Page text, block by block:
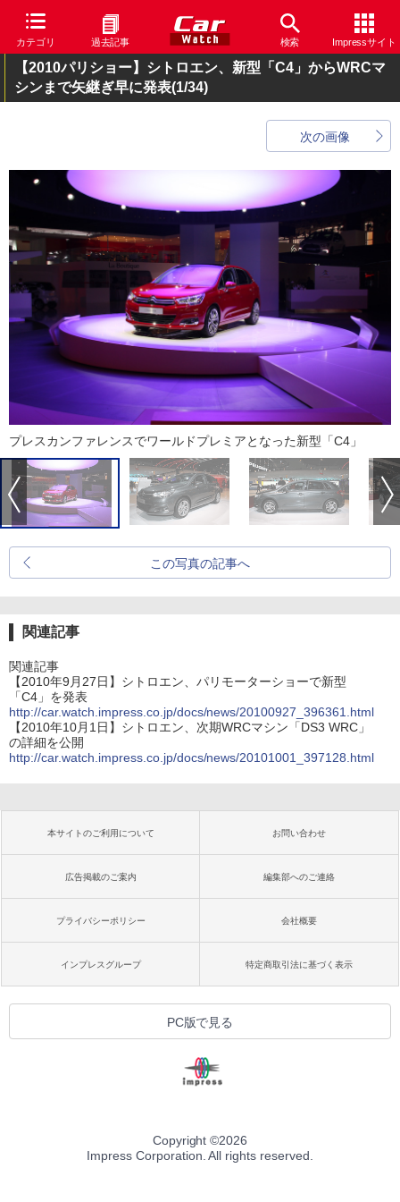
カテゴリ 過去記事 検索 Impressサイト
【2010パリショー】シトロエン、新型「C4」からWRCマ
シンまで矢継ぎ早に発表(1/34)
次の画像
プレスカンファレンスでワールドプレミアとなった新型「C4」
この写真の記事へ
関連記事
関連記事
【2010年9月27日】シトロエン、パリモーターショーで新型
「C4」を発表
http://car.watch.impress.co.jp/docs/news/20100927_396361.html
【2010年10月1日】シトロエン、次期WRCマシン「DS3 WRC」
の詳細を公開
http://car.watch.impress.co.jp/docs/news/20101001_397128.html
本サイトのご利用について お問い合わせ
広告掲載のご案内 編集部へのご連絡
プライバシーポリシー 会社概要
インプレスグループ 特定商取引法に基づく表示
PC版で見る
Copyright ©2026
Impress Corporation. All rights reserved.